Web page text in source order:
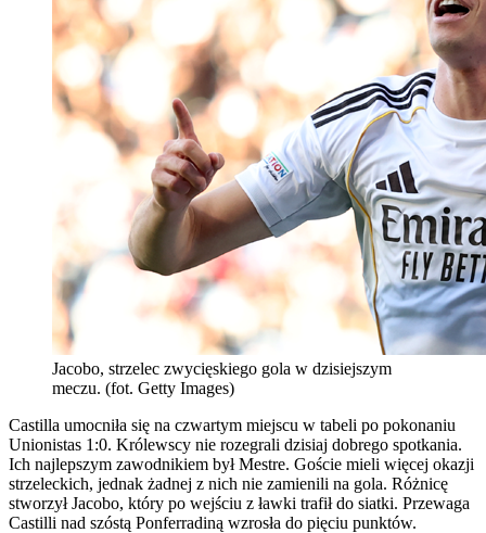
Jacobo, strzelec zwycięskiego gola w dzisiejszym
meczu. (fot. Getty Images)
Castilla umocniła się na czwartym miejscu w tabeli po pokonaniu
Unionistas 1:0. Królewscy nie rozegrali dzisiaj dobrego spotkania.
Ich najlepszym zawodnikiem był Mestre. Goście mieli więcej okazji
strzeleckich, jednak żadnej z nich nie zamienili na gola. Różnicę
stworzył Jacobo, który po wejściu z ławki trafił do siatki. Przewaga
Castilli nad szóstą Ponferradiną wzrosła do pięciu punktów.